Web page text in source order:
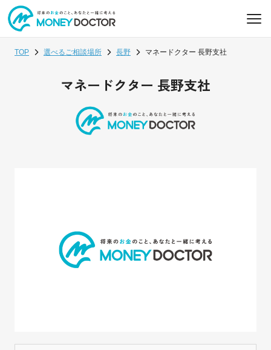
TOP 選べるご相談場所 長野 マネードクター 長野支社
マネードクター 長野支社